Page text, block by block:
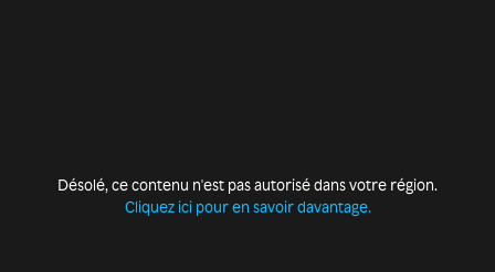
Désolé, ce contenu n'est pas autorisé dans votre région.
Cliquez ici pour en savoir davantage.